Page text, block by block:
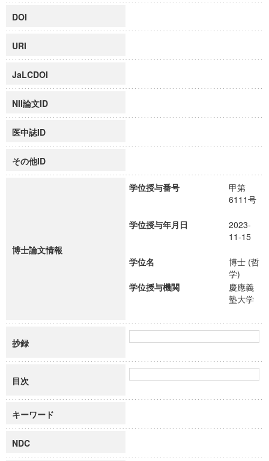
DOI
URI
JaLCDOI
NII論文ID
医中誌ID
その他ID
博士論文情報
学位授与番号
甲第
6111号
学位授与年月日
2023-
11-15
学位名
博士 (哲
学)
学位授与機関
慶應義
塾大学
抄録
目次
キーワード
NDC